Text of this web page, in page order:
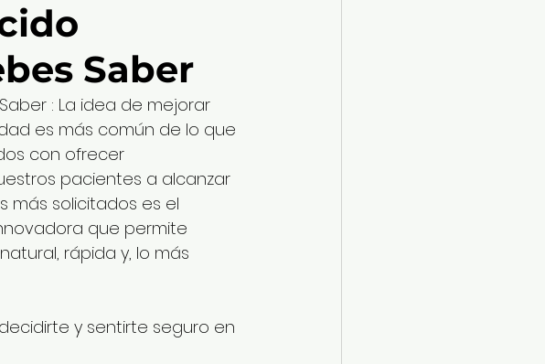
Saber
: La idea de mejorar
es más común de lo que
con ofrecer
pacientes a alcanzar
más solicitados es el
que permite
rápida y, lo más
y sentirte seguro en